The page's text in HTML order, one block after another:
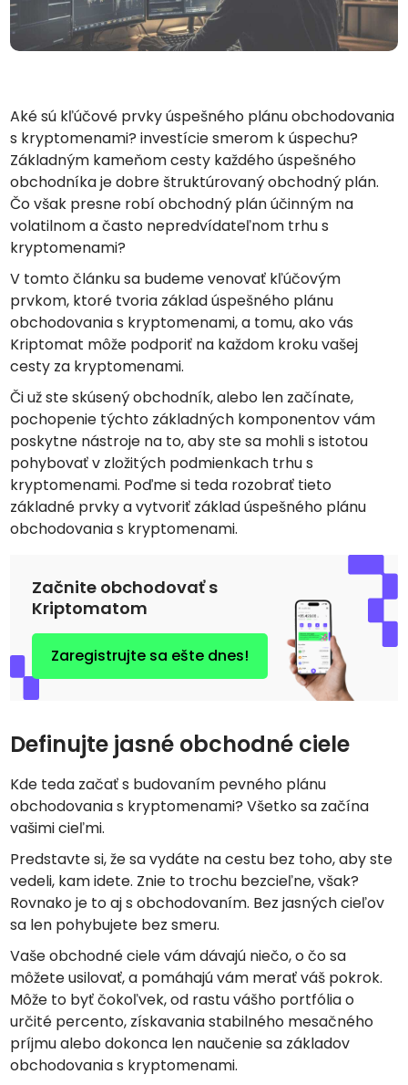
Nájdi svoju krypto stratégiu
KriptoEarn
Odložte si kryptomeny pre svoju budúcnosť
Opakovaný nákup
Pravidelné plánované investície (DCA)
Upozornenia na cenu
Aktualizované ceny vašich obľúbených tokenov v reálnom čase
Preskúmať aktíva
Objavte investičné príležitosti
Analýza portfólia
Inteligentné poznatky pre optimálny výkon
Aké sú kľúčové prvky úspešného plánu obchodovania
s kryptomenami? investície smerom k úspechu?
Základným kameňom cesty každého úspešného
obchodníka je dobre štruktúrovaný obchodný plán.
Čo však presne robí obchodný plán účinným na
volatilnom a často nepredvídateľnom trhu s
kryptomenami?
V tomto článku sa budeme venovať kľúčovým
prvkom, ktoré tvoria základ úspešného plánu
obchodovania s kryptomenami, a tomu, ako vás
Kriptomat môže podporiť na každom kroku vašej
cesty za kryptomenami.
Či už ste skúsený obchodník, alebo len začínate,
pochopenie týchto základných komponentov vám
poskytne nástroje na to, aby ste sa mohli s istotou
pohybovať v zložitých podmienkach trhu s
kryptomenami. Poďme si teda rozobrať tieto
základné prvky a vytvoriť základ úspešného plánu
obchodovania s kryptomenami.
Začnite obchodovať s
Kriptomatom
Zaregistrujte sa ešte dnes!
Definujte jasné obchodné ciele
Kde teda začať s budovaním pevného plánu
obchodovania s kryptomenami? Všetko sa začína
vašimi cieľmi.
Predstavte si, že sa vydáte na cestu bez toho, aby ste
vedeli, kam idete. Znie to trochu bezcieľne, však?
Rovnako je to aj s obchodovaním. Bez jasných cieľov
sa len pohybujete bez smeru.
Vaše obchodné ciele vám dávajú niečo, o čo sa
môžete usilovať, a pomáhajú vám merať váš pokrok.
Môže to byť čokoľvek, od rastu vášho portfólia o
určité percento, získavania stabilného mesačného
príjmu alebo dokonca len naučenie sa základov
obchodovania s kryptomenami.